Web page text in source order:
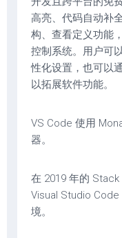
高亮、代码自动补
构、查看定义功能
控制系统。用户可
性化设置，也可以
以拓展软件功能。
VS Code 使用
器。
在 2019 年的 Stack
Visual Studio
境。